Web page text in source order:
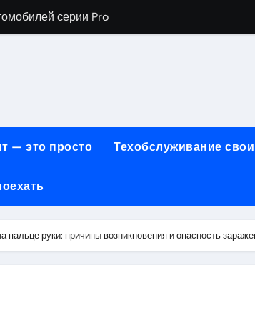
серии Pro
сервиса, наращивания ресниц и
огнезащиты металла: нанесение при -
по безопасности, производительности и
и японских грузовых автомобилей
— это просто Техобслуживание
пальце руки: причины возникновения и опасность